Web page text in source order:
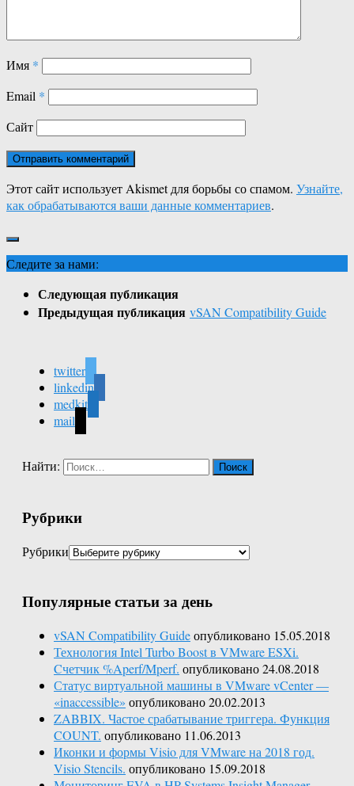
Имя *
Email *
Сайт
Этот сайт использует Akismet для борьбы со спамом. Узнайте,
как обрабатываются ваши данные комментариев.
Следите за нами:
Следующая публикация
Предыдущая публикация vSAN Compatibility Guide
twitter
linkedin
medkit
mail
Найти:
Рубрики
Рубрики
Популярные статьи за день
vSAN Compatibility Guideопубликовано 15.05.2018
Технология Intel Turbo Boost в VMware ESXi.
Cчетчик %Aperf/Mperf. опубликовано 24.08.2018
Статус виртуальной машины в VMware vCenter —
«inaccessible» опубликовано 20.02.2013
ZABBIX. Частое срабатывание триггера. Функция
COUNT. опубликовано 11.06.2013
Иконки и формы Visio для VMware на 2018 год.
Visio Stencils. опубликовано 15.09.2018